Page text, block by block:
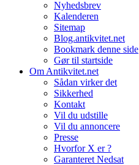
Nyhedsbrev
Kalenderen
Sitemap
Blog.antikvitet.net
Bookmark denne side
Gør til startside
Om Antikvitet.net
Sådan virker det
Sikkerhed
Kontakt
Vil du udstille
Vil du annoncere
Presse
Hvorfor X er ?
Garanteret Nedsat